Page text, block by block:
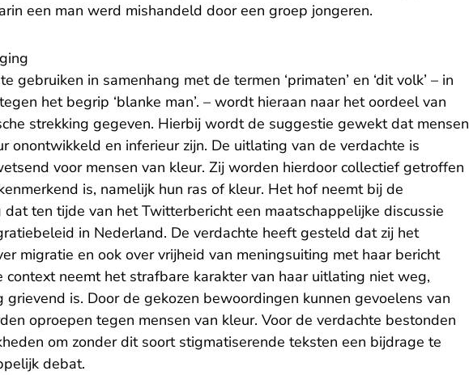
een man werd mishandeld door een groep jongeren.
gebruiken in samenhang met de termen ‘primaten’ en ‘dit volk’ – in
het begrip ‘blanke man’. – wordt hieraan naar het oordeel van
strekking gegeven. Hierbij wordt de suggestie gewekt dat mensen
onontwikkeld en inferieur zijn. De uitlating van de verdachte is
voor mensen van kleur. Zij worden hierdoor collectief getroffen
is, namelijk hun ras of kleur. Het hof neemt bij de
ten tijde van het Twitterbericht een maatschappelijke discussie
in Nederland. De verdachte heeft gesteld dat zij het
migratie en ook over vrijheid van meningsuiting met haar bericht
context neemt het strafbare karakter van haar uitlating niet weg,
is. Door de gekozen bewoordingen kunnen gevoelens van
oproepen tegen mensen van kleur. Voor de verdachte bestonden
om zonder dit soort stigmatiserende teksten een bijdrage te
debat.